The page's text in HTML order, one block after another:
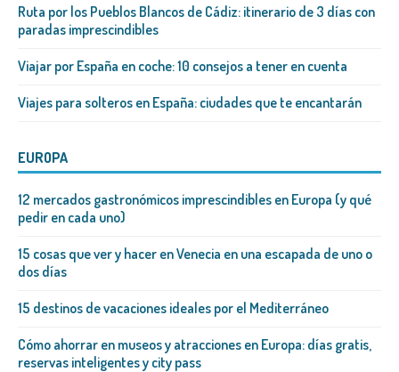
Ruta por los Pueblos Blancos de Cádiz: itinerario de 3 días con
paradas imprescindibles
Viajar por España en coche: 10 consejos a tener en cuenta
Viajes para solteros en España: ciudades que te encantarán
EUROPA
12 mercados gastronómicos imprescindibles en Europa (y qué
pedir en cada uno)
15 cosas que ver y hacer en Venecia en una escapada de uno o
dos días
15 destinos de vacaciones ideales por el Mediterráneo
Cómo ahorrar en museos y atracciones en Europa: días gratis,
reservas inteligentes y city pass